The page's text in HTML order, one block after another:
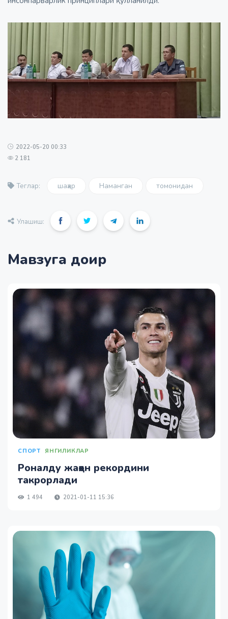
2022-05-20 00:33
2 181
Теглар: шаҳар Наманган томонидан
Улашиш:
Мавзуга доир
СПОРТ ЯНГИЛИКЛАР
Роналду жаҳон рекордини
такрорлади
1 494 2021-01-11 15:36